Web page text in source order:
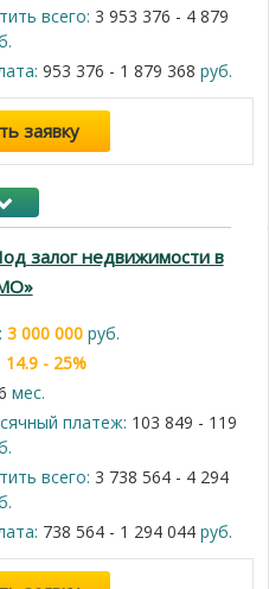
всего: 3 953 376 - 4 879
953 376 - 1 879 368 руб.
заявку
залог недвижимости в
3 000 000руб.
14.9 - 25%
мес.
платеж: 103 849 - 119
всего: 3 738 564 - 4 294
738 564 - 1 294 044руб.